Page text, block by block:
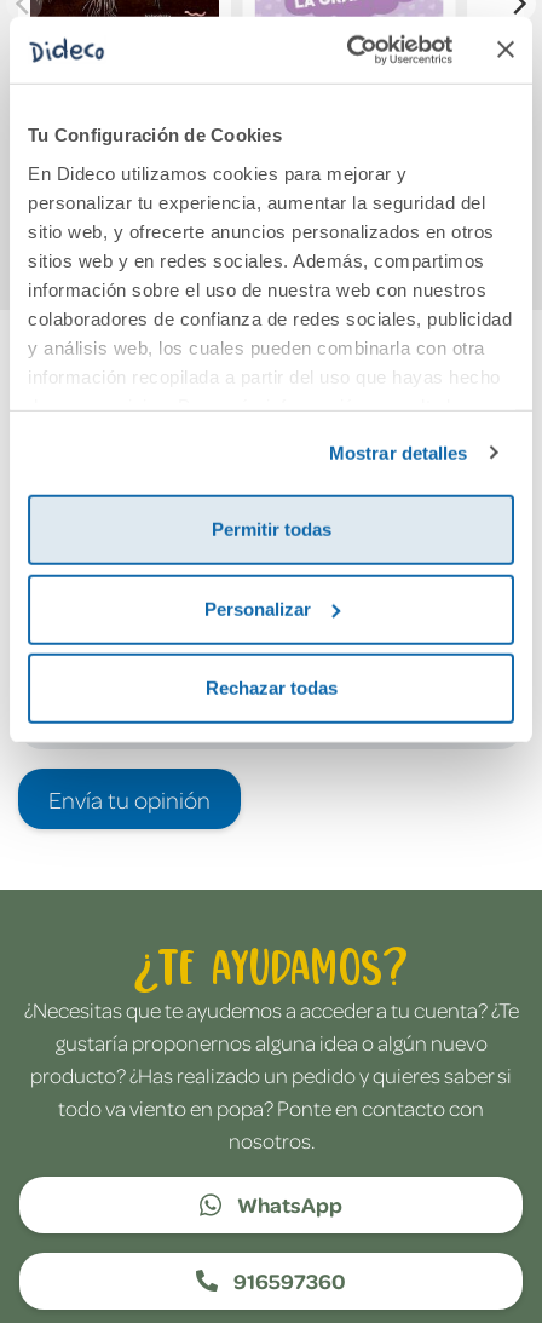
Tu Configuración de Cookies
En Dideco utilizamos cookies para mejorar y
personalizar tu experiencia, aumentar la seguridad del
sitio web, y ofrecerte anuncios personalizados en otros
sitios web y en redes sociales. Además, compartimos
información sobre el uso de nuestra web con nuestros
colaboradores de confianza de redes sociales, publicidad
y análisis web, los cuales pueden combinarla con otra
información recopilada a partir del uso que hayas hecho
Mostrar detalles
Permitir todas
Personalizar
Rechazar todas
14,00€
Comprar
Lyniel. La gran
14,96€
Comprar
Cuéntanos tu opinión
¡Sé el primero en valorar este producto!
Envía tu opinión
¿Te ayudamos?
¿Necesitas que te ayudemos a acceder a tu cuenta? ¿Te
gustaría proponernos alguna idea o algún nuevo
producto? ¿Has realizado un pedido y quieres saber si
todo va viento en popa? Ponte en contacto con
nosotros.
WhatsApp
916597360